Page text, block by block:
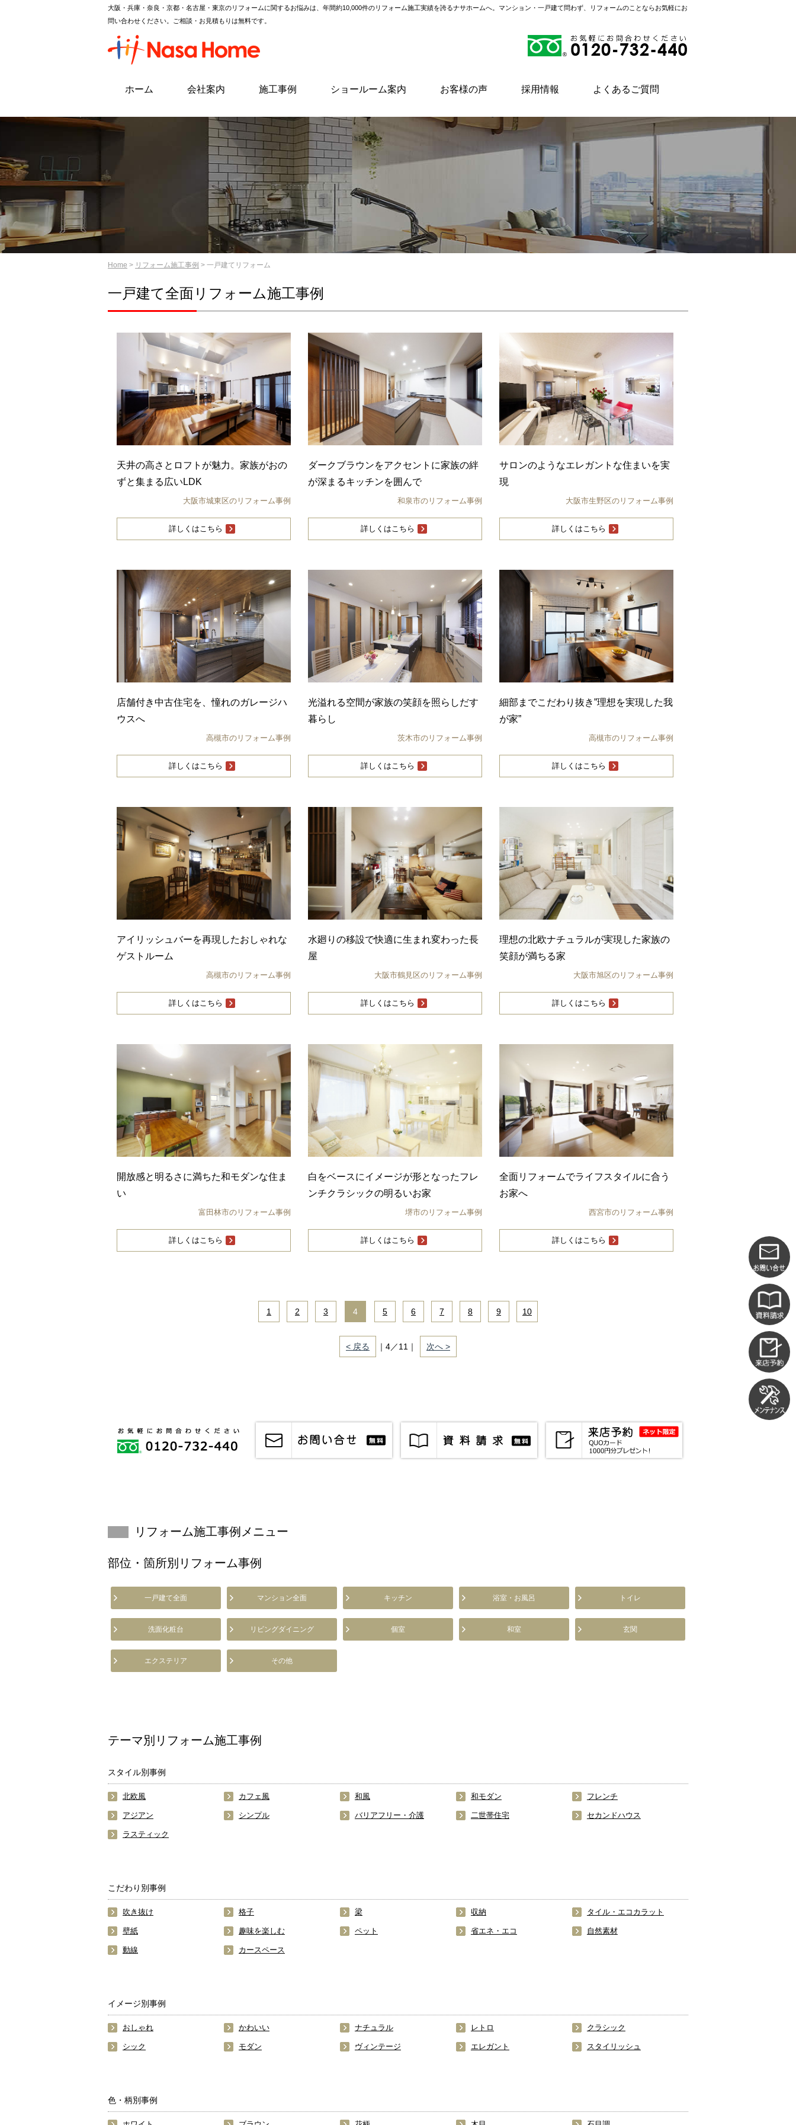
大阪・兵庫・奈良・京都・名古屋・東京のリフォームに関するお悩みは、年間約10,000件のリフォーム施工実績を誇るナサホームへ。マンション・一戸建て問わず、リフォームのことならお気軽にお
問い合わせください。ご相談・お見積もりは無料です。
ホーム 会社案内 施工事例 ショールーム案内 お客様の声 採用情報 よくあるご質問
Home > リフォーム施工事例 > 一戸建てリフォーム
一戸建て全面リフォーム施工事例
天井の高さとロフトが魅力。家族がおの
ずと集まる広いLDK
大阪市城東区のリフォーム事例
詳しくはこちら
ダークブラウンをアクセントに家族の絆
が深まるキッチンを囲んで
和泉市のリフォーム事例
詳しくはこちら
サロンのようなエレガントな住まいを実
現
大阪市生野区のリフォーム事例
詳しくはこちら
店舗付き中古住宅を、憧れのガレージハ
ウスへ
高槻市のリフォーム事例
詳しくはこちら
光溢れる空間が家族の笑顔を照らしだす
暮らし
茨木市のリフォーム事例
詳しくはこちら
細部までこだわり抜き”理想を実現した我
が家”
高槻市のリフォーム事例
詳しくはこちら
アイリッシュバーを再現したおしゃれな
ゲストルーム
高槻市のリフォーム事例
詳しくはこちら
水廻りの移設で快適に生まれ変わった長
屋
大阪市鶴見区のリフォーム事例
詳しくはこちら
理想の北欧ナチュラルが実現した家族の
笑顔が満ちる家
大阪市旭区のリフォーム事例
詳しくはこちら
開放感と明るさに満ちた和モダンな住ま
い
富田林市のリフォーム事例
詳しくはこちら
白をベースにイメージが形となったフレ
ンチクラシックの明るいお家
堺市のリフォーム事例
詳しくはこちら
全面リフォームでライフスタイルに合う
お家へ
西宮市のリフォーム事例
詳しくはこちら
1 2 3 4 5 6 7 8 9 10
< 戻る ｜4／11｜ 次へ >
リフォーム施工事例メニュー
部位・箇所別リフォーム事例
一戸建て全面 マンション全面 キッチン 浴室・お風呂 トイレ
洗面化粧台 リビングダイニング 個室 和室 玄関
エクステリア その他
テーマ別リフォーム施工事例
スタイル別事例
北欧風 カフェ風 和風 和モダン フレンチ
アジアン シンプル バリアフリー・介護 二世帯住宅 セカンドハウス
ラスティック
こだわり別事例
吹き抜け 格子 梁 収納 タイル・エコカラット
壁紙 趣味を楽しむ ペット 省エネ・エコ 自然素材
動線 カースペース
イメージ別事例
おしゃれ かわいい ナチュラル レトロ クラシック
シック モダン ヴィンテージ エレガント スタイリッシュ
色・柄別事例